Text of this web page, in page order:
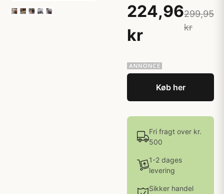
224,96
kr
299,95
kr
Køb her
Fri fragt over kr.
500
1-2 dages
levering
Sikker handel